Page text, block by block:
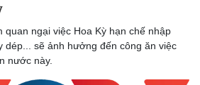
quan ngại việc Hoa Kỳ hạn chế nhập
dép... sẽ ảnh hưởng đến công ăn việc
nước này.